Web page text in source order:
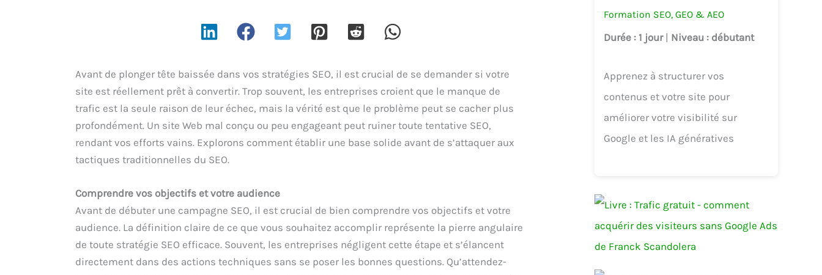
Avant de plonger tête baissée dans vos stratégies SEO, il est crucial de se demander si votre
site est réellement prêt à convertir. Trop souvent, les entreprises croient que le manque de
trafic est la seule raison de leur échec, mais la vérité est que le problème peut se cacher plus
profondément. Un site Web mal conçu ou peu engageant peut ruiner toute tentative SEO,
rendant vos efforts vains. Explorons comment établir une base solide avant de s’attaquer aux
tactiques traditionnelles du SEO.
Comprendre vos objectifs et votre audience
Avant de débuter une campagne SEO, il est crucial de bien comprendre vos objectifs et votre
audience. La définition claire de ce que vous souhaitez accomplir représente la pierre angulaire
de toute stratégie SEO efficace. Souvent, les entreprises négligent cette étape et s’élancent
directement dans des actions techniques sans se poser les bonnes questions. Qu’attendez-
Formation SEO, GEO & AEO
Durée : 1 jour | Niveau : débutant
Apprenez à structurer vos
contenus et votre site pour
améliorer votre visibilité sur
Google et les IA génératives